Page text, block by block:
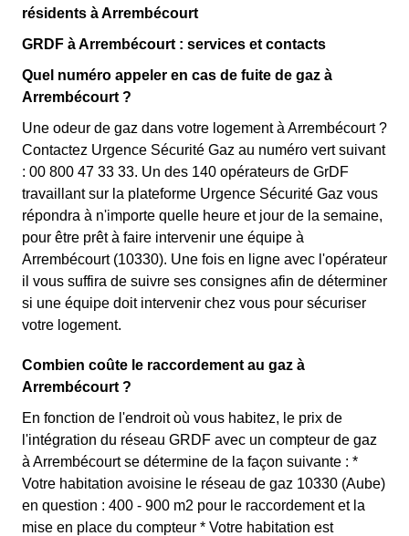
résidents à Arrembécourt
GRDF à Arrembécourt : services et contacts
Quel numéro appeler en cas de fuite de gaz à
Arrembécourt ?
Une odeur de gaz dans votre logement à Arrembécourt ?
Contactez Urgence Sécurité Gaz au numéro vert suivant
: 00 800 47 33 33. Un des 140 opérateurs de GrDF
travaillant sur la plateforme Urgence Sécurité Gaz vous
répondra à n'importe quelle heure et jour de la semaine,
pour être prêt à faire intervenir une équipe à
Arrembécourt (10330). Une fois en ligne avec l'opérateur
il vous suffira de suivre ses consignes afin de déterminer
si une équipe doit intervenir chez vous pour sécuriser
votre logement.
Combien coûte le raccordement au gaz à
Arrembécourt ?
En fonction de l'endroit où vous habitez, le prix de
l'intégration du réseau GRDF avec un compteur de gaz
à Arrembécourt se détermine de la façon suivante : *
Votre habitation avoisine le réseau de gaz 10330 (Aube)
en question : 400 - 900 m2 pour le raccordement et la
mise en place du compteur * Votre habitation est